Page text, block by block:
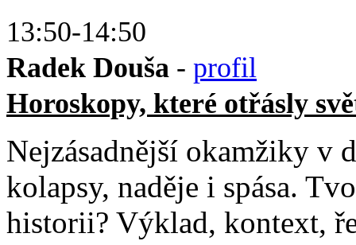
13:50-14:50
Radek Douša - profil
Horoskopy, které otřásly
Nejzásadnější okamžiky v
kolapsy, naděje i spása.
historii? Výklad, kontext,